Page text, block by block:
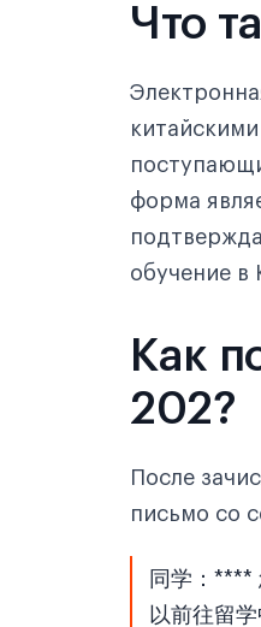
Что
форма
обучение в
Как
202?
После
письмо со
同学：****
以前往留